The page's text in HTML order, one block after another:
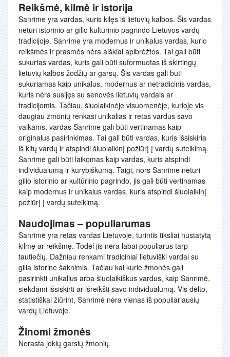
Reikšmė, kilmė ir istorija
Sanrime yra vardas, kuris kilęs iš lietuvių kalbos. Šis vardas
neturi istorinio ar gilio kultūrinio pagrindo Lietuvos vardų
tradicijoje. Sanrime yra modernus ir unikalus vardas, kurio
reikšmės ir prasmės nėra aiškiai apibrėžtos. Tai gali būti
sukurtas vardas, kuris gali būti suformuotas iš skirtingų
lietuvių kalbos žodžių ar garsų. Šis vardas gali būti
sukuriamas kaip unikalus, modernus ar netradicinis vardas,
kuris nėra susijęs su senovės lietuvių vardais ar
tradicijomis. Tačiau, šiuolaikinėje visuomenėje, kurioje vis
daugiau žmonių renkasi unikalias ir retas vardus savo
vaikams, vardas Sanrime gali būti vertinamas kaip
originalus pasirinkimas. Tai gali būti vardas, kuris išsiskiria
iš kitų vardų ir atspindi šiuolaikinį požiūrį į vardų suteikimą.
Sanrime gali būti laikomas kaip vardas, kuris atspindi
individualumą ir kūrybiškumą. Taigi, nors Sanrime neturi
gilio istorinio ar kultūrinio pagrindo, jis gali būti vertinamas
kaip modernus ir unikalus vardas, kuris atspindi šiuolaikinį
požiūrį į vardų suteikimą.
Naudojimas – populiarumas
Sanrimė yra retas vardas Lietuvoje, turintis tiksliai nustatytą
kilmę ar reikšmę. Todėl jis nėra labai populiarus tarp
tautiečių. Dažniau renkami tradiciniai lietuviški vardai su
gilia istorine šaknimis. Tačiau kai kurie žmonės gali
pasirinkti unikalius arba šiuolaikiškus vardus, kaip Sanrimė,
siekdami išsiskirti ar išreikšti savo individualumą. Vis dėlto,
statistiškai žiūrint, Sanrimė nėra vienas iš populiariausių
vardų Lietuvoje.
Žinomi žmonės
Nerasta jokių garsių žmonių.